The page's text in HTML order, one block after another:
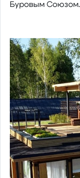
Буровым Союзом.